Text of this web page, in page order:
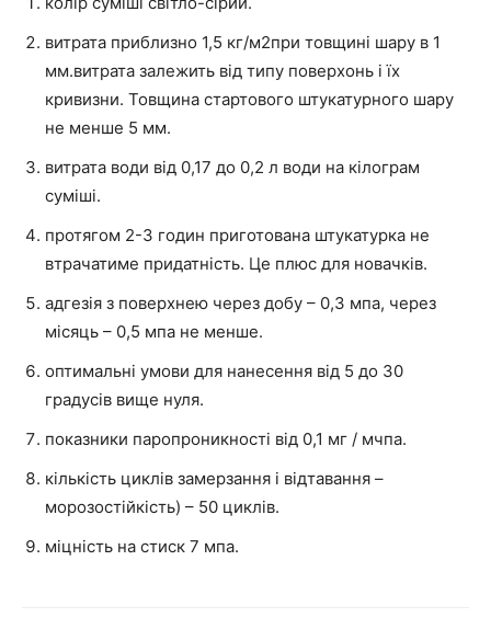
витрата приблизно 1,5 кг/м2при товщині шару в 1
мм.витрата залежить від типу поверхонь і їх
кривизни. Товщина стартового штукатурного шару
не менше 5 мм.
витрата води від 0,17 до 0,2 л води на кілограм
суміші.
протягом 2-3 годин приготована штукатурка не
втрачатиме придатність. Це плюс для новачків.
адгезія з поверхнею через добу – 0,3 мпа, через
місяць – 0,5 мпа не менше.
оптимальні умови для нанесення від 5 до 30
градусів вище нуля.
показники паропроникності від 0,1 мг / мчпа.
кількість циклів замерзання і відтавання –
морозостійкість) – 50 циклів.
міцність на стиск 7 мпа.